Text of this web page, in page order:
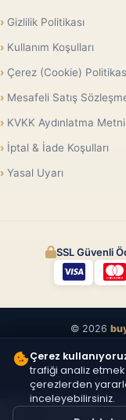
Gizlilik Politikası
Kullanım Koşulları
Çerez (Cookie)
Mesafeli Satış
KVKK Aydınlatma Metni
İptal & İade Koşulları
Yasal Uyarı
SSL Güvenli
© 2026
Çerez
trafiği analiz
çerezlerden
inceleyebilirsiniz.